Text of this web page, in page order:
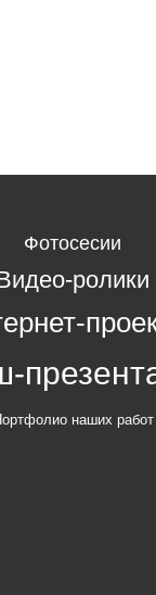
Фотосесии
ролики
наших работ